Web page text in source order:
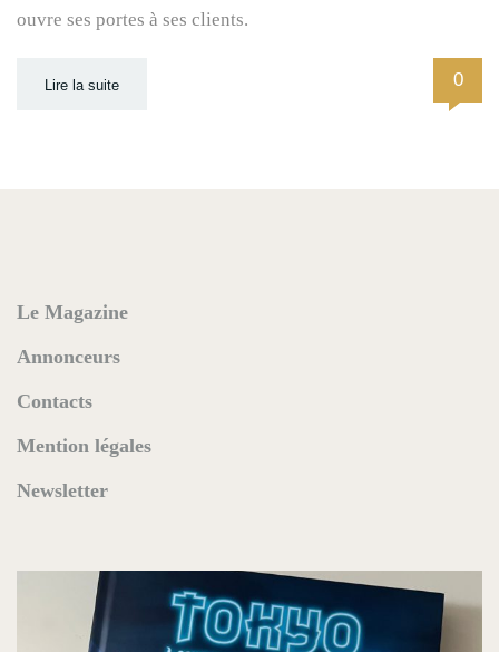
ouvre ses portes à ses clients.
Lire la suite 0
Le Magazine
Annonceurs
Contacts
Mention légales
Newsletter